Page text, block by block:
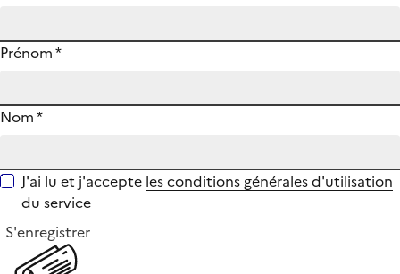
Prénom*
Nom*
J'ai lu et j'accepte les conditions générales d'utilisation
du service
S'enregistrer